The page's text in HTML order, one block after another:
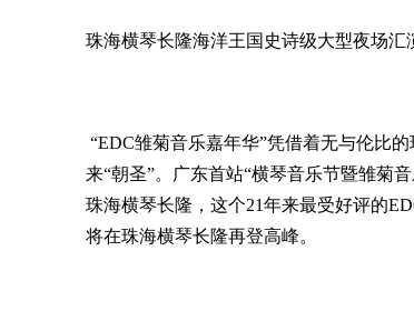
珠海横琴长隆海洋王国史诗级大型夜场汇
“EDC雏菊音乐嘉年华”凭借着无与伦比
来“朝圣”。广东首站“横琴音乐节暨雏菊
珠海横琴长隆，这个21年来最受好评的
将在珠海横琴长隆再登高峰。